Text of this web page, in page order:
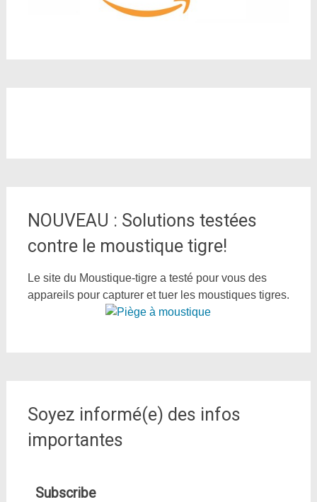
NOUVEAU : Solutions testées
contre le moustique tigre!
Le site du Moustique-tigre a testé pour vous des
appareils pour capturer et tuer les moustiques tigres.
Soyez informé(e) des infos
importantes
Subscribe